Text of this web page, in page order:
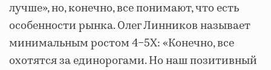
лучше», но, конечно, все понимают, что есть
особенности рынка. Олег Линников называет
минимальным ростом 4−5Х: «Конечно, все
охотятся за единорогами. Но наш позитивный